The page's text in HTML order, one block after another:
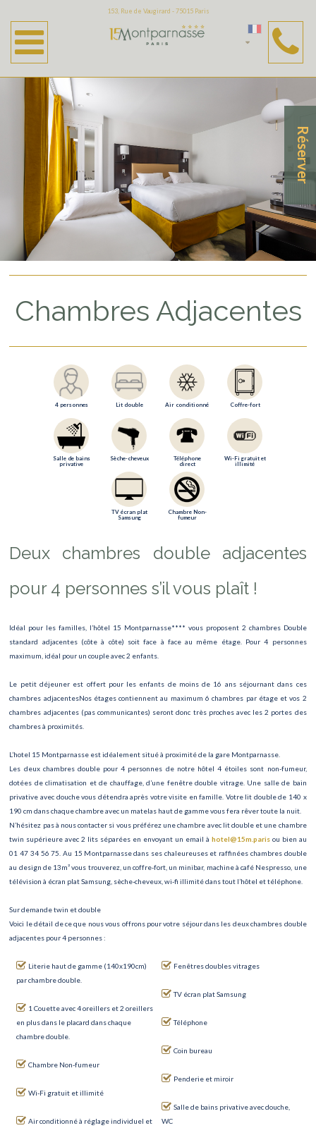
153, Rue de Vaugirard - 75015 Paris
Réserver
Chambres Adjacentes
4 personnes Lit double Air conditionné Coffre-fort
Salle de bains
privative
Sèche-cheveux
Téléphone
direct
Wi-Fi gratuit et
illimité
TV écran plat
Samsung
Chambre Non-
fumeur
Deux chambres double adjacentes
pour 4 personnes s’il vous plaît !
Idéal pour les familles, l’hôtel 15 Montparnasse**** vous proposent 2 chambres Double
standard adjacentes (côte à côte) soit face à face au même étage. Pour 4 personnes
maximum, idéal pour un couple avec 2 enfants.
Le petit déjeuner est offert pour les enfants de moins de 16 ans séjournant dans ces
chambres adjacentesNos étages contiennent au maximum 6 chambres par étage et vos 2
chambres adjacentes (pas communicantes) seront donc très proches avec les 2 portes des
chambres à proximités.
L’hotel 15 Montparnasse est idéalement situé à proximité de la gare Montparnasse.
Les deux chambres double pour 4 personnes de notre hôtel 4 étoiles sont non-fumeur,
dotées de climatisation et de chauffage, d’une fenêtre double vitrage. Une salle de bain
privative avec douche vous détendra après votre visite en famille. Votre lit double de 140 x
190 cm dans chaque chambre avec un matelas haut de gamme vous fera rêver toute la nuit.
N’hésitez pas à nous contacter si vous préférez une chambre avec lit double et une chambre
twin supérieure avec 2 lits séparées en envoyant un email à hotel@15m.parisou bien au
01 47 34 56 75. Au 15 Montparnasse dans ses chaleureuses et raffinées chambres double
au design de 13m² vous trouverez, un coffre-fort, un minibar, machine à café Nespresso, une
télévision à écran plat Samsung, sèche-cheveux, wi-fi illimité dans tout l’hôtel et téléphone.
Sur demande twin et double
Voici le détail de ce que nous vous offrons pour votre séjour dans les deux chambres double
adjacentes pour 4 personnes :
Literie haut de gamme (140x190cm)
par chambre double.
1 Couette avec 4 oreillers et 2 oreillers
en plus dans le placard dans chaque
chambre double.
Chambre Non-fumeur
Wi-Fi gratuit et illimité
Air conditionné à réglage individuel et
Fenêtres doubles vitrages
TV écran plat Samsung
Téléphone
Coin bureau
Penderie et miroir
Salle de bains privative avec douche,
WC